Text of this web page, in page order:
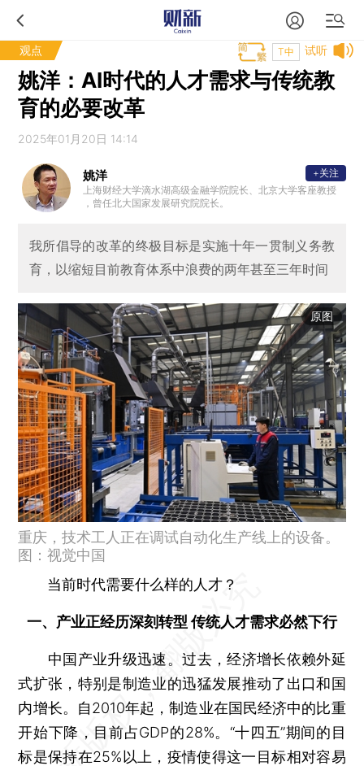
观点 试听
T中
姚洋：AI时代的人才需求与传统教
育的必要改革
2025年01月20日 14:14
姚洋
上海财经大学滴水湖高级金融学院院长、北京大学客座教授
，曾任北大国家发展研究院院长。
+关注
我所倡导的改革的终极目标是实施十年一贯制义务教
育，以缩短目前教育体系中浪费的两年甚至三年时间
原图
重庆，技术工人正在调试自动化生产线上的设备。
图：视觉中国
当前时代需要什么样的人才？
一、产业正经历深刻转型 传统人才需求必然下行
中国产业升级迅速。过去，经济增长依赖外延
式扩张，特别是制造业的迅猛发展推动了出口和国
内增长。自2010年起，制造业在国民经济中的比重
开始下降，目前占GDP的28%。“十四五”期间的目
标是保持在25%以上，疫情使得这一目标相对容易